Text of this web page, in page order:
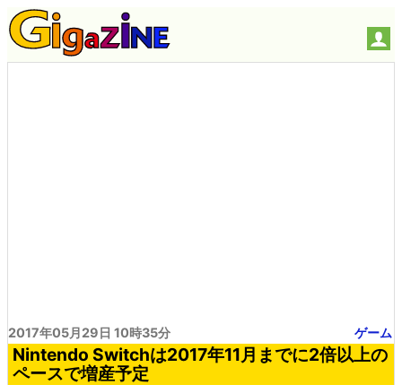
2017年05月29日 10時35分 ゲーム
Nintendo Switchは2017年11月までに2倍以上の
ペースで増産予定